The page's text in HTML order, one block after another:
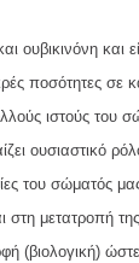
ουβικινόνη και
ποσότητες σε
ιστούς του
ουσιαστικό
του σώματός
μετατροπή
(βιολογική)